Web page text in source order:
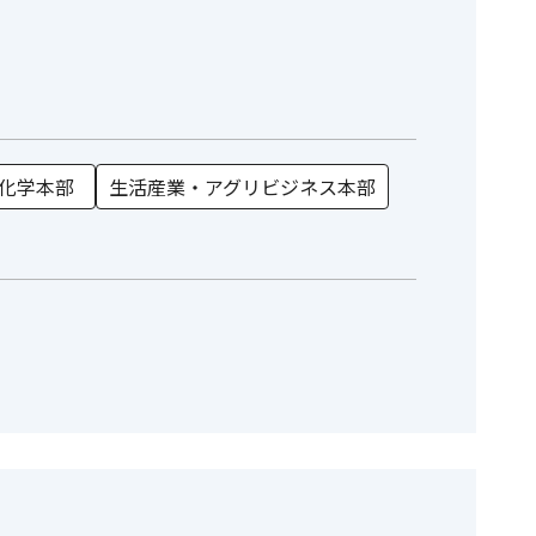
学本部
生活産業・アグリビジネス本部